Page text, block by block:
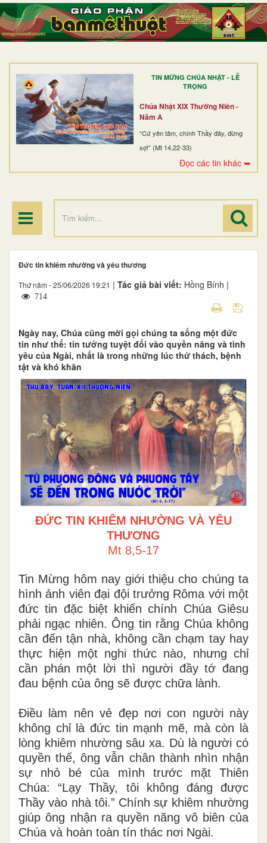
TIN MỪNG CHÚA NHẬT - LỄ
TRỌNG
Chúa Nhật XIX Thường Niên -
Năm A
“Cứ yên tâm, chính Thầy đây, đừng
sợ!” (Mt 14,22-33)
Đọc các tin khác ➥
TRANG NHẤT
GIỚI THIỆU
DÒNG TU
BAN MỤC VỤ
ĐOÀN THỂ CG
ĐIỂM HÀNH HƯƠNG
Đức tin khiêm nhường và yêu thương
Thứ năm - 25/06/2026 19:21 | Tác giả bài viết: Hồng Bính |
714
Ngày nay, Chúa cũng mời gọi chúng ta sống một đức
tin như thế: tin tưởng tuyệt đối vào quyền năng và tình
yêu của Ngài, nhất là trong những lúc thử thách, bệnh
tật và khó khăn
ĐỨC TIN KHIÊM NHƯỜNG VÀ YÊU
THƯƠNG
Mt 8,5-17
Tin Mừng hôm nay giới thiệu cho chúng ta
hình ảnh viên đại đội trưởng Rôma với một
đức tin đặc biệt khiến chính Chúa Giêsu
phải ngạc nhiên. Ông tin rằng Chúa không
cần đến tận nhà, không cần chạm tay hay
thực hiện một nghi thức nào, nhưng chỉ
cần phán một lời thì người đầy tớ đang
đau bệnh của ông sẽ được chữa lành.
Điều làm nên vẻ đẹp nơi con người này
không chỉ là đức tin mạnh mẽ, mà còn là
lòng khiêm nhường sâu xa. Dù là người có
quyền thế, ông vẫn chân thành nhìn nhận
sự nhỏ bé của mình trước mặt Thiên
Chúa: “Lạy Thầy, tôi không đáng được
Thầy vào nhà tôi.” Chính sự khiêm nhường
giúp ông nhận ra quyền năng vô biên của
Chúa và hoàn toàn tín thác nơi Ngài.